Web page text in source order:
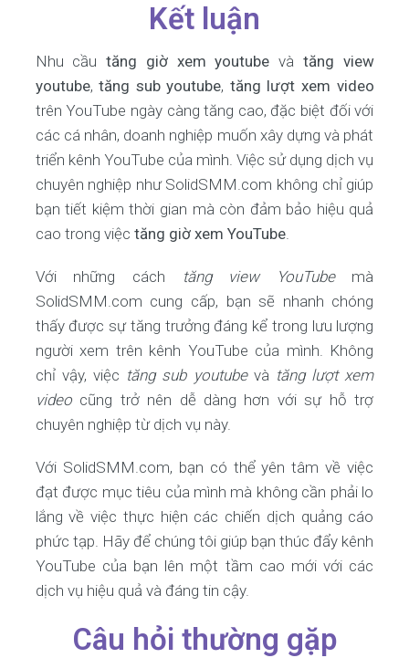
Kết luận
Nhu cầutăng giờ xem youtube và tăng view
youtube,tăng sub youtube, tăng lượt xem video
trên YouTube ngày càng tăng cao, đặc biệt đối với
các cá nhân, doanh nghiệp muốn xây dựng và phát
triển kênh YouTube của mình. Việc sử dụng dịch vụ
chuyên nghiệp như SolidSMM.com không chỉ giúp
bạn tiết kiệm thời gian mà còn đảm bảo hiệu quả
cao trong việc tăng giờ xem YouTube.
Với những cách tăng view YouTubemà
SolidSMM.com cung cấp, bạn sẽ nhanh chóng
thấy được sự tăng trưởng đáng kể trong lưu lượng
người xem trên kênh YouTube của mình. Không
chỉ vậy, việc tăng sub youtubevà tăng lượt xem
videocũng trở nên dễ dàng hơn với sự hỗ trợ
chuyên nghiệp từ dịch vụ này.
Với SolidSMM.com, bạn có thể yên tâm về việc
đạt được mục tiêu của mình mà không cần phải lo
lắng về việc thực hiện các chiến dịch quảng cáo
phức tạp. Hãy để chúng tôi giúp bạn thúc đẩy kênh
YouTube của bạn lên một tầm cao mới với các
dịch vụ hiệu quả và đáng tin cậy.
Câu hỏi thường gặp